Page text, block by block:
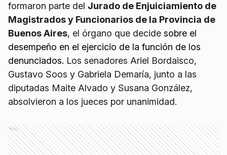
formaron parte del Jurado de Enjuiciamiento de
Magistrados y Funcionarios de la Provincia de
Buenos Aires, el órgano que decide sobre el
desempeño en el ejercicio de la función de los
denunciados. Los senadores Ariel Bordaisco,
Gustavo Soos y Gabriela Demaría, junto a las
diputadas Maite Alvado y Susana González,
absolvieron a los jueces por unanimidad.
Ads